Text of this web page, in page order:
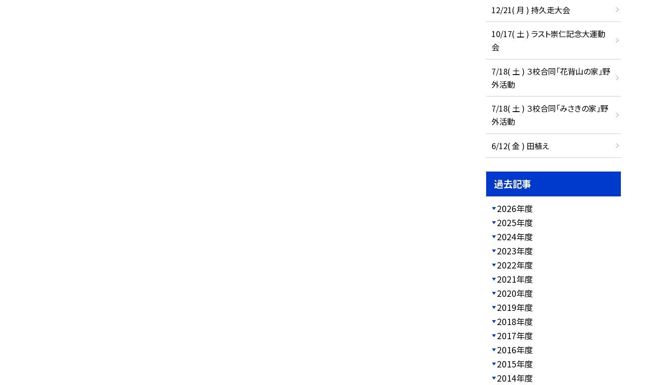
12/21( 月 ) 持久走大会
10/17( 土 ) ラスト崇仁記念大運動
会
7/18( 土 ) ３校合同「花背山の家」野
外活動
7/18( 土 ) ３校合同「みさきの家」野
外活動
6/12( 金 ) 田植え
過去記事
2026年度
2025年度
2024年度
2023年度
2022年度
2021年度
2020年度
2019年度
2018年度
2017年度
2016年度
2015年度
2014年度